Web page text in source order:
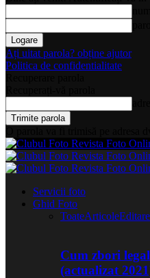
Ați uitat parola? obține ajutor
Politica de confidentialitate
Servicii foto
Ghid Foto
ToateArticole
Cum zbori
(actualizat